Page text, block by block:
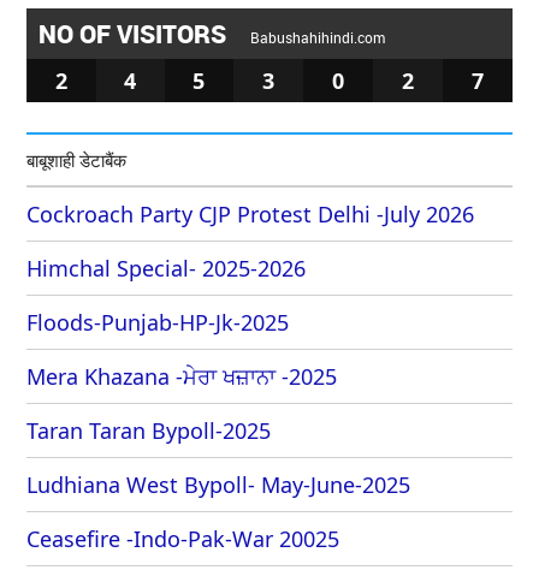
NO OF VISITORS Babushahihindi.com
2 4 5 3 0 2 7
बाबूशाही डेटाबैंक
Cockroach Party CJP Protest Delhi -July 2026
Himchal Special- 2025-2026
Floods-Punjab-HP-Jk-2025
Mera Khazana -ਮੇਰਾ ਖਜ਼ਾਨਾ -2025
Taran Taran Bypoll-2025
Ludhiana West Bypoll- May-June-2025
Ceasefire -Indo-Pak-War 20025